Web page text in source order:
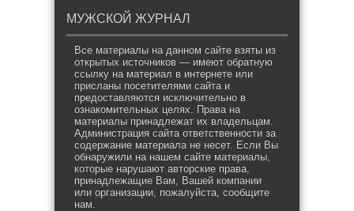
МУЖСКОЙ ЖУРНАЛ
Все материалы на данном сайте взяты из
открытых источников — имеют обратную
ссылку на материал в интернете или
присланы посетителями сайта и
предоставляются исключительно в
ознакомительных целях. Права на
материалы принадлежат их владельцам.
Администрация сайта ответственности за
содержание материала не несет. Если Вы
обнаружили на нашем сайте материалы,
которые нарушают авторские права,
принадлежащие Вам, Вашей компании
или организации, пожалуйста, сообщите
нам.